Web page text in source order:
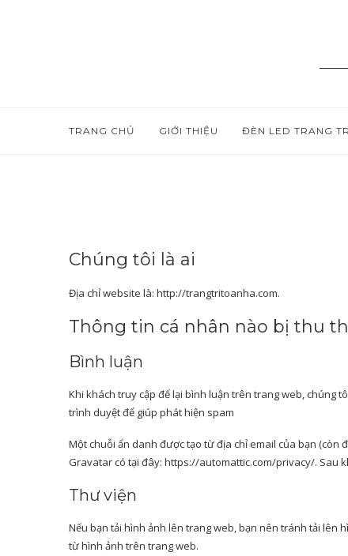
TRANG CHỦ GIỚI THIỆU ĐÈN LED TRANG
Chúng tôi là ai
Địa chỉ website là: http://trangtritoanha.com.
Thông tin cá nhân nào bị thu
Bình luận
Khi khách truy cập để lại bình luận trên trang web, chúng
trình duyệt để giúp phát hiện spam
Một chuỗi ẩn danh được tạo từ địa chỉ email của bạn (còn
Gravatar có tại đây: https://automattic.com/privacy/. Sau
Thư viện
Nếu bạn tải hình ảnh lên trang web, bạn nên tránh tải lên
từ hình ảnh trên trang web.